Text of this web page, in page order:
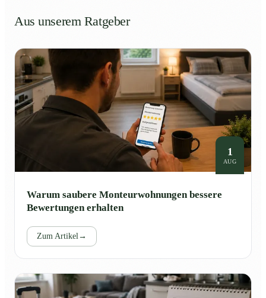
Aus unserem Ratgeber
1
AUG
Warum saubere Monteurwohnungen bessere
Bewertungen erhalten
Zum Artikel→